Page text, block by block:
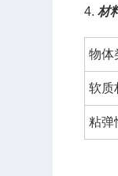
4. 材
物体
软质
粘弹